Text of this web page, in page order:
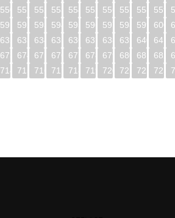
550 551 552 553 554 555 556 557 558 559
591 592 593 594 595 596 597 598 599 600
632 633 634 635 636 637 638 639 640 641
673 674 675 676 677 678 679 680 681 682
714 715 716 717 718 719 720 721 722 723